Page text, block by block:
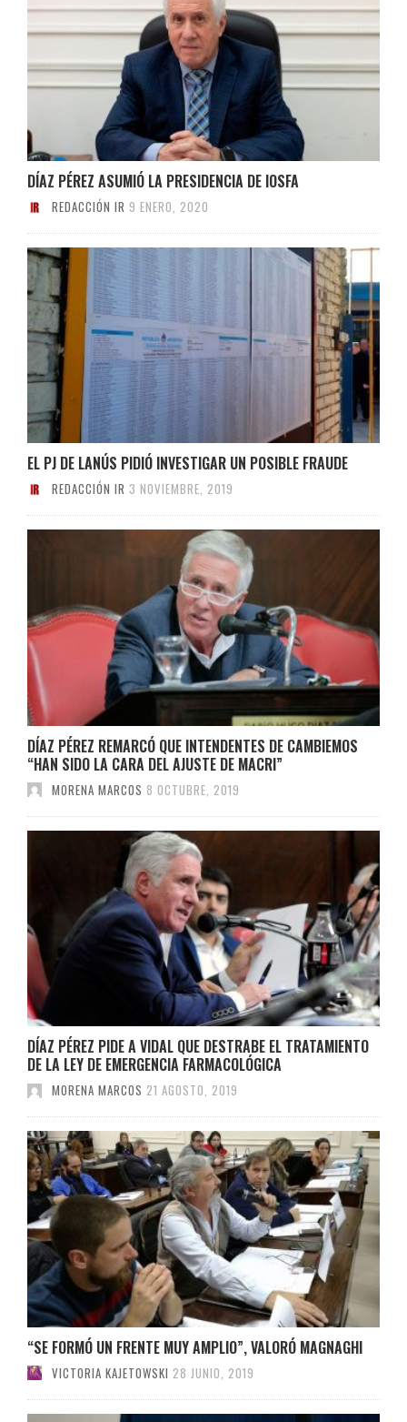
DÍAZ PÉREZ ASUMIÓ LA PRESIDENCIA DE IOSFA
REDACCIÓN IR 9 ENERO, 2020
EL PJ DE LANÚS PIDIÓ INVESTIGAR UN POSIBLE FRAUDE
REDACCIÓN IR 3 NOVIEMBRE, 2019
DÍAZ PÉREZ REMARCÓ QUE INTENDENTES DE CAMBIEMOS
“HAN SIDO LA CARA DEL AJUSTE DE MACRI”
MORENA MARCOS 8 OCTUBRE, 2019
DÍAZ PÉREZ PIDE A VIDAL QUE DESTRABE EL TRATAMIENTO
DE LA LEY DE EMERGENCIA FARMACOLÓGICA
MORENA MARCOS 21 AGOSTO, 2019
“SE FORMÓ UN FRENTE MUY AMPLIO”, VALORÓ MAGNAGHI
VICTORIA KAJETOWSKI 28 JUNIO, 2019